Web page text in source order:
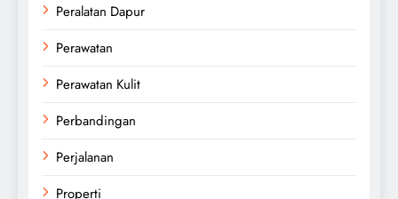
Peralatan Dapur
Perawatan
Perawatan Kulit
Perbandingan
Perjalanan
Properti